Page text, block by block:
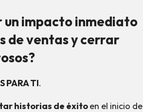
un impacto inmediato
de ventas y cerrar
PARA TI.
historias de éxitoen el inicio de